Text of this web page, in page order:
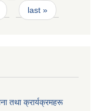
last »
तथा क्रार्यक्रमहरू